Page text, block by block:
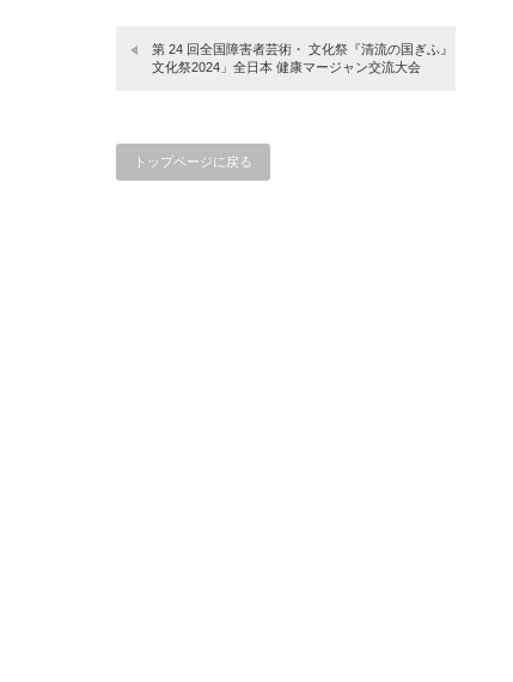
第 24 回全国障害者芸術・ 文化祭『清流の国ぎふ』
文化祭2024」全日本 健康マージャン交流大会
トップページに戻る